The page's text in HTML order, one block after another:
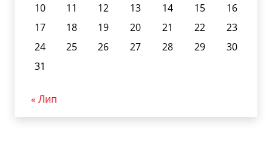
10
11 12 13 14 15
16
17
18 19 20 21 22
23
24
25 26 27 28 29
30
31
« Лип